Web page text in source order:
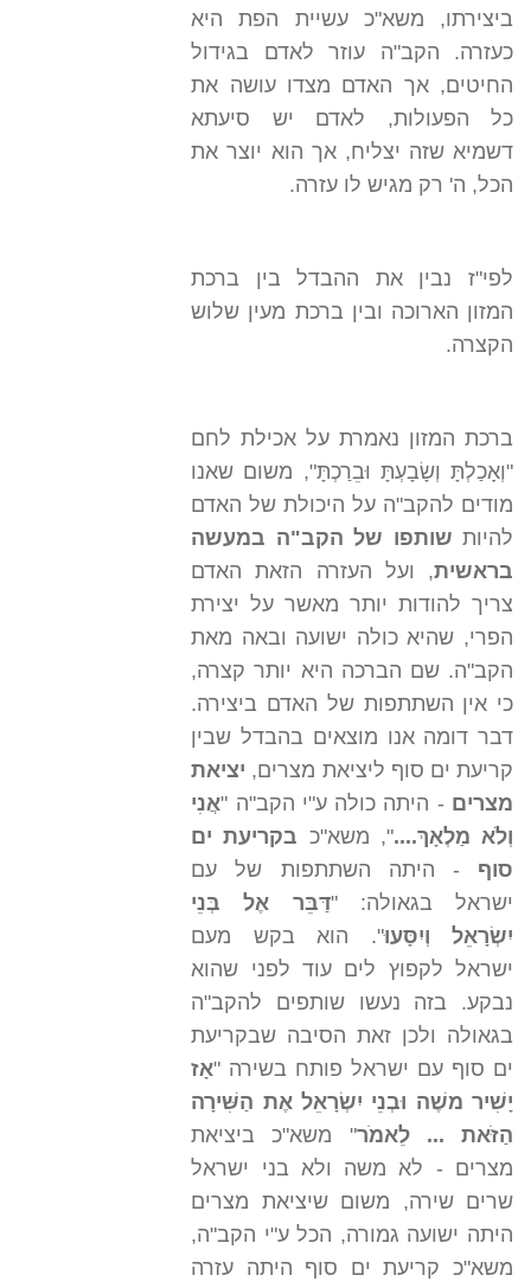
ביצירתו, משא"כ עשיית הפת היא
כעזרה. הקב"ה עוזר לאדם בגידול
החיטים, אך האדם מצדו עושה את
כל הפעולות, לאדם יש סיעתא
דשמיא שזה יצליח, אך הוא יוצר את
הכל, ה' רק מגיש לו עזרה.
לפי"ז נבין את ההבדל בין ברכת
המזון הארוכה ובין ברכת מעין שלוש
הקצרה.
ברכת המזון נאמרת על אכילת לחם
"וְאָכַלְתָּ וְשָׂבָעְתָּ וּבֵרַכְתָּ", משום שאנו
מודים להקב"ה על היכולת של האדם
להיות שותפו של הקב"ה במעשה
בראשית, ועל העזרה הזאת האדם
צריך להודות יותר מאשר על יצירת
הפרי, שהיא כולה ישועה ובאה מאת
הקב"ה. שם הברכה היא יותר קצרה,
כי אין השתתפות של האדם ביצירה.
דבר דומה אנו מוצאים בהבדל שבין
קריעת ים סוף ליציאת מצרים, יציאת
מצרים - היתה כולה ע"י הקב"ה "אֲנִי
וְלֹא מַלְאָךְ....", משא"כ בקריעת ים
סוף - היתה השתתפות של עם
ישראל בגאולה: "דַּבֵּר אֶל בְּנֵי
יִשְׂרָאֵל וְיִסָּעוּ". הוא בקש מעם
ישראל לקפוץ לים עוד לפני שהוא
נבקע. בזה נעשו שותפים להקב"ה
בגאולה ולכן זאת הסיבה שבקריעת
ים סוף עם ישראל פותח בשירה "אָז
יָשִׁיר משֶׁה וּבְנֵי יִשְׂרָאֵל אֶת הַשִּׁירָה
הַזֹּאת ... לֵאמֹר" משא"כ ביציאת
מצרים - לא משה ולא בני ישראל
שרים שירה, משום שיציאת מצרים
היתה ישועה גמורה, הכל ע"י הקב"ה,
משא"כ קריעת ים סוף היתה עזרה